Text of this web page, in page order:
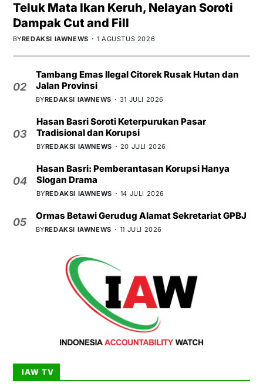
Teluk Mata Ikan Keruh, Nelayan Soroti
Dampak Cut and Fill
BYREDAKSI IAWNEWS 1 AGUSTUS 2026
02
Tambang Emas Ilegal Citorek Rusak Hutan dan
Jalan Provinsi
BYREDAKSI IAWNEWS 31 JULI 2026
03
Hasan Basri Soroti Keterpurukan Pasar
Tradisional dan Korupsi
BYREDAKSI IAWNEWS 20 JULI 2026
04
Hasan Basri: Pemberantasan Korupsi Hanya
Slogan Drama
BYREDAKSI IAWNEWS 14 JULI 2026
05
Ormas Betawi Gerudug Alamat Sekretariat GPBJ
BYREDAKSI IAWNEWS 11 JULI 2026
IAW TV